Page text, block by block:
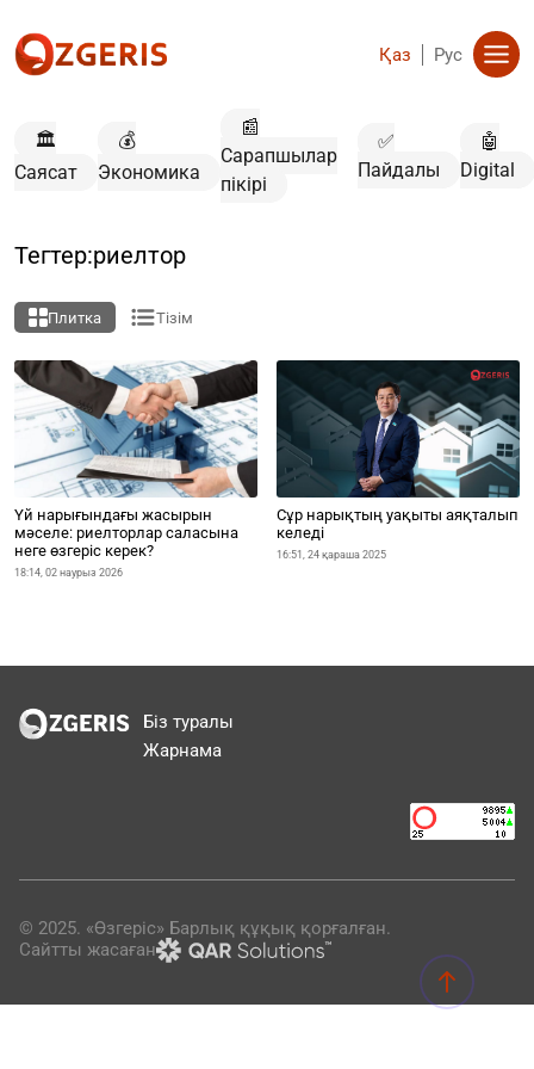
Қаз Рус
🏛️
Саясат
💰
Экономика
📰
Сарапшылар
пікірі
✅
Пайдалы
🤖
Digital
Тегтер:риелтор
Плитка Тізім
Үй нарығындағы жасырын
мәселе: риелторлар саласына
неге өзгеріс керек?
18:14, 02 наурыз 2026
Сұр нарықтың уақыты аяқталып
келеді
16:51, 24 қараша 2025
Біз туралы
Жарнама
© 2025. «Өзгеріс» Барлық құқық қорғалған.
Сайтты жасаған